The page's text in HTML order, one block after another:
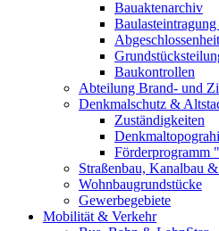
Bauaktenarchiv
Baukontrollen
Abteilung Brand- und
Denkmalschutz &
Zuständigkeiten
Förderprogramm
Straßenbau, Kanalbau
Wohnbaugrundstücke
Gewerbegebiete
Mobilität & Verkehr